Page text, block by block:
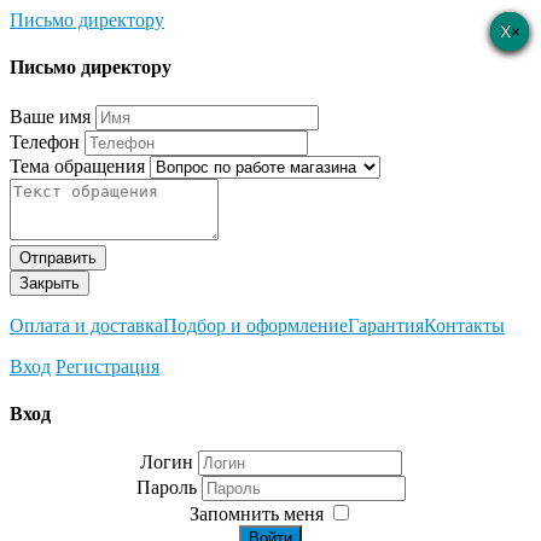
Письмо директору
×
Письмо директору
Ваше имя
Телефон
Тема обращения
Отправить
Закрыть
Оплата и доставкаПодбор и оформлениеГарантияКонтакты
Вход Регистрация
×
Вход
Логин
Пароль
Запомнить меня
×
×
×